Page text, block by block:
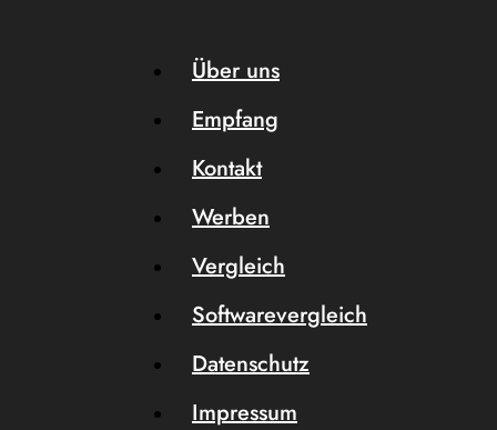
Über uns
Empfang
Kontakt
Werben
Vergleich
Softwarevergleich
Datenschutz
Impressum